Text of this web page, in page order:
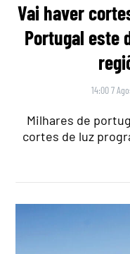
Vai haver
Portugal este
14:00 7
Milhares de
cortes de luz